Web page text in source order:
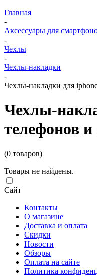
Главная
-
Аксессуары для
-
Чехлы
-
Чехлы-накладки
-
Чехлы-накладки для
Чехлы-
телефонов
(0 товаров)
Товары не найдены.
Сайт
Контакты
О магазине
Доставка и оплата
Скидки
Новости
Обзоры
Оплата на сайте
Политика